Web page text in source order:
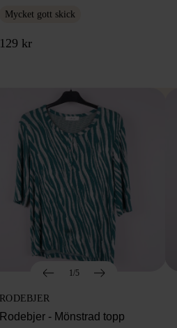
Mycket gott skick
129 kr
1/5
RODEBJER
Rodebjer - Mönstrad topp